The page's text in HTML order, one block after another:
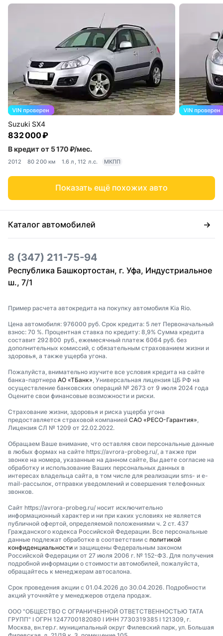
Suzuki SX4
832 000 ₽
В кредит от 5 170 ₽/мес.
2012 80 200 км 1.6 л, 112 л.с. МКПП
Показать ещё похожих авто
Каталог автомобилей
8 (347) 211-75-94
Республика Башкортостан, г. Уфа, Индустриальное
ш., 7/1
Пример расчета автокредита на покупку автомобиля Kia Rio.
Цена автомобиля: 976000 руб. Срок кредита: 5 лет Первоначальный
взнос: 70 %. Процентная ставка по кредиту: 8,9% Сумма кредита
составит 292 800 руб., ежемесячный платеж 6064 руб. без
дополнительных комиссий, с обязательным страхованием жизни и
здоровья, а также ущерба угона.
Пожалуйста, внимательно изучите все условия кредита на сайте
банка-партнера АО «ТБанк», Универсальная лицензия ЦБ РФ на
осуществление банковских операций № 2673 от 9 июля 2024 года
Оцените свои финансовые возможности и риски.
Страхование жизни, здоровья и риска ущерба угона
предоставляется страховой компанией САО «РЕСО-Гарантия»,
Лицензия СЛ № 1209 от 22.02.2022.
Обращаем Ваше внимание, что оставляя свои персональные данные
в любых формах на сайте https://avrora-probeg.ru/, а также при
звонке на номера, указанные на данном сайте, Вы даете согласие на
обработку и использование Ваших персональных данных в
интересах владельца сайта, в том числе для реализации sms- и e-
mail-рассылок, отправки уведомлений и совершения телефонных
звонков.
Сайт https://avrora-probeg.ru/ носит исключительно
информационный характер и ни при каких условиях не является
публичной офертой, определяемой положениями ч. 2 ст. 437
Гражданского кодекса Российской Федерации. Все персональные
данные подлежат обработке в соответствии с политикой
конфиденциальности и защищены Федеральным законом
Российской Федерации от 27 июля 2006 г. № 152-ФЗ. Для получения
подробной информации о стоимости автомобилей, пожалуйста,
обращайтесь к менеджерам автосалона.
Срок проведения акции с 01.04.2026 до 30.04.2026. Подробности
акций уточняйте у менеджеров отдела продаж.
ООО "ОБЩЕСТВО С ОГРАНИЧЕННОЙ ОТВЕТСТВЕННОСТЬЮ ТАТА
ГРУПП" I ОГРН 1247700182080 I ИНН 7730319385 I 121309, г.
Москва, вн.тер.г. муниципальный округ Филевский парк, ул. Большая